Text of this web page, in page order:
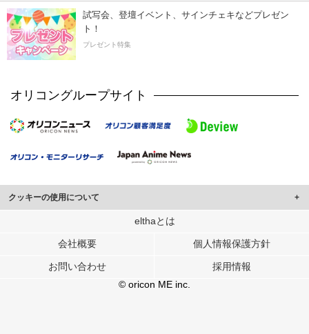
試写会、登壇イベント、サインチェキなどプレゼン
ト！
プレゼント特集
オリコングループサイト
クッキーの使用について
このサイトでは Cookie を使用して、ユーザーに合わせたコンテンツや広告の
行っています。
メディアや広告配信、データ解析の各パートナーに提供しています。
ユーザーが各パートナーのサービスを使用したときに収集した他の情報を組み
elthaとは
会社概要 個人情報保護方針
お問い合わせ
採用情報
© oricon ME inc.